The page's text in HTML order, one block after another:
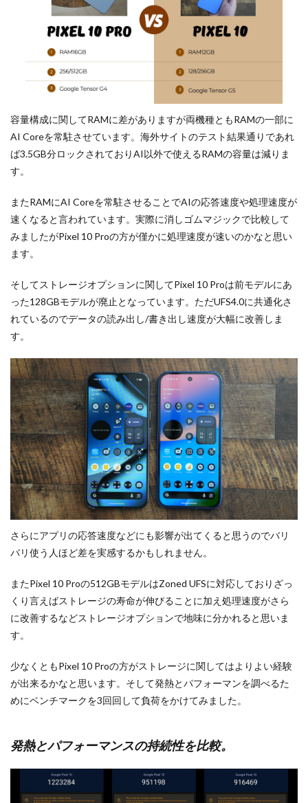
容量構成に関してRAMに差がありますが両機種ともRAMの一部に
AI Coreを常駐させています。海外サイトのテスト結果通りであれ
ば3.5GB分ロックされておりAI以外で使えるRAMの容量は減りま
す。
またRAMにAI Coreを常駐させることでAIの応答速度や処理速度が
速くなると言われています。実際に消しゴムマジックで比較して
みましたがPixel 10 Proの方が僅かに処理速度が速いのかなと思い
ます。
そしてストレージオプションに関してPixel 10 Proは前モデルにあ
った128GBモデルが廃止となっています。ただUFS4.0に共通化さ
れているのでデータの読み出し/書き出し速度が大幅に改善しま
す。
さらにアプリの応答速度などにも影響が出てくると思うのでバリ
バリ使う人ほど差を実感するかもしれません。
またPixel 10 Proの512GBモデルはZoned UFSに対応しておりざっ
くり言えばストレージの寿命が伸びることに加え処理速度がさら
に改善するなどストレージオプションで地味に分かれると思いま
す。
少なくともPixel 10 Proの方がストレージに関してはよりよい経験
が出来るかなと思います。そして発熱とパフォーマンを調べるた
めにベンチマークを3回回して負荷をかけてみました。
発熱とパフォーマンスの持続性を比較。